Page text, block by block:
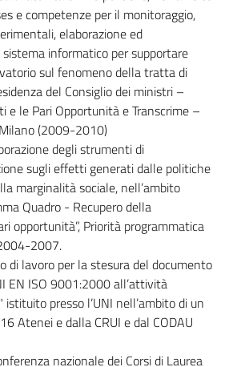
e competenze per il monitoraggio,
elaborazione ed
informatico per supportare
sul fenomeno della tratta di
del Consiglio dei ministri –
e le Pari Opportunità e Transcrime –
(2009-2010)
degli strumenti di
sugli effetti generati dalle politiche
marginalità sociale, nell’ambito
Quadro - Recupero della
opportunità”, Priorità programmatica
2007.
di lavoro per la stesura del documento
EN ISO 9001:2000 all’attività
presso l’UNI nell’ambito di un
Atenei e dalla CRUI e dal CODAU
nazionale dei Corsi di Laurea